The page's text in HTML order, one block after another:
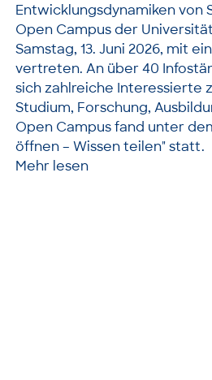
Entwicklungsdynamiken von
Open Campus der
Samstag, 13. Juni 2026, mit
vertreten. An über 40
sich zahlreiche Interessierte
Studium, Forschung,
Open Campus fand unter
öffnen – Wissen teilen" statt.
Mehr lesen